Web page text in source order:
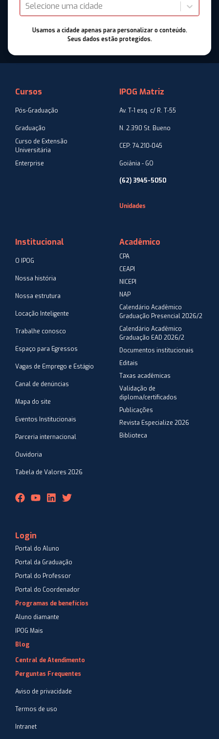
Selecione uma cidade
Usamos a cidade apenas para personalizar o conteúdo.
Seus dados estão protegidos.
Cursos
Pós-Graduação
Graduação
Curso de Extensão
Universitária
Enterprise
Institucional
O IPOG
Nossa história
Nossa estrutura
Locação Inteligente
Trabalhe conosco
Espaço para Egressos
Vagas de Emprego e Estágio
Canal de denúncias
Mapa do site
Eventos Institucionais
Parceria internacional
Ouvidoria
Tabela de Valores 2026
Acadêmico
CPA
CEAPI
NICEPI
NAP
Calendário Acadêmico
Graduação Presencial 2026/2
Calendário Acadêmico
Graduação EAD 2026/2
Documentos institucionais
Editais
Taxas acadêmicas
Validação de
diploma/certificados
Publicações
Revista Especialize 2026
Biblioteca
Login
Portal do Aluno
Portal da Graduação
Portal do Professor
Portal do Coordenador
Programas de benefícios
Aluno diamante
IPOG Mais
Blog
Central de Atendimento
Perguntas Frequentes
Aviso de privacidade
Termos de uso
Intranet
IPOG Matriz
Av. T-1 esq. c/ R. T-55
N. 2.390 St. Bueno
CEP: 74.210-045
Goiânia - GO
(62) 3945-5050
Unidades